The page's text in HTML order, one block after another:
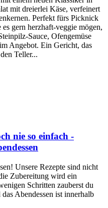
mit dreierlei Käse, verfeinert
Perfekt fürs Picknick
gern herzhaft-veggie mögen,
Sauce, Ofengemüse
Angebot. Ein Gericht, das
Teller...
nie so einfach -
Unsere Rezepte sind nicht
Zubereitung wird ein
Schritten zauberst du
Abendessen ist innerhalb